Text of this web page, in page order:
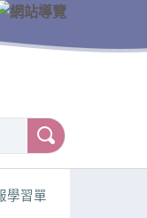
學習單